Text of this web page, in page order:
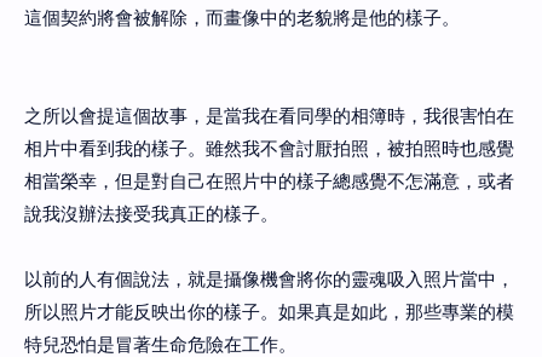
這個契約將會被解除，而畫像中的老貌將是他的樣子。
之所以會提這個故事，是當我在看同學的相簿時，我很害怕在
相片中看到我的樣子。雖然我不會討厭拍照，被拍照時也感覺
相當榮幸，但是對自己在照片中的樣子總感覺不怎滿意，或者
說我沒辦法接受我真正的樣子。
以前的人有個說法，就是攝像機會將你的靈魂吸入照片當中，
所以照片才能反映出你的樣子。如果真是如此，那些專業的模
特兒恐怕是冒著生命危險在工作。